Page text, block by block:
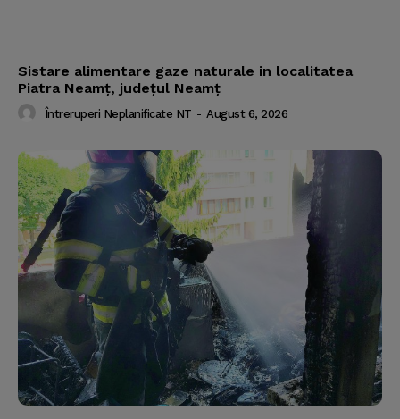
Sistare alimentare gaze naturale in localitatea
Piatra Neamț, județul Neamț
Întreruperi Neplanificate NT - August 6, 2026